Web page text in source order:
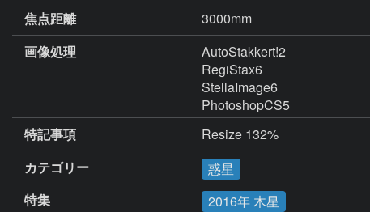
焦点距離
3000mm
画像処理
AutoStakkert!2
RegiStax6
StellaImage6
PhotoshopCS5
特記事項
Resize 132%
カテゴリー
惑星
特集
2016年 木星